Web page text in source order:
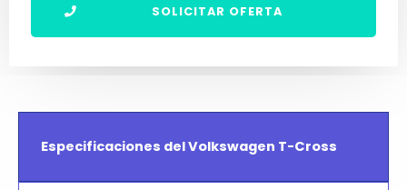
SOLICITAR OFERTA
Especificaciones del Volkswagen T-Cross